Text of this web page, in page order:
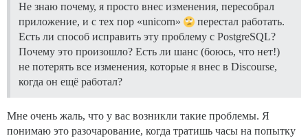
Не знаю почему, я просто внес изменения, пересобрал
приложение, и с тех пор «unicorn»
перестал работать.
Есть ли способ исправить эту проблему с PostgreSQL?
Почему это произошло? Есть ли шанс (боюсь, что нет!)
не потерять все изменения, которые я внес в Discourse,
когда он ещё работал?
Мне очень жаль, что у вас возникли такие проблемы. Я
понимаю это разочарование, когда тратишь часы на попытку